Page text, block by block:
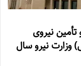
نیروی
وزارت نیرو سال